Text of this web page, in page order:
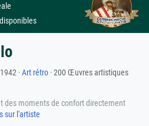
·Art rétro · 200 Œuvres artistiques
des moments de confort directement
sur l'artiste